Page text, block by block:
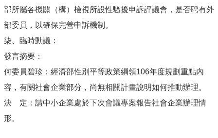
部所屬各機關（構）檢視所設性騷擾申訴評議會，是否聘有外
部委員，以確保完善申訴機制。
柒、臨時動議：
發言摘要：
何委員碧珍：經濟部性別平等政策綱領106年度規劃重點內
容，有關社會企業部分，尚無相關計畫說明如何推動辦理。
決 定：請中小企業處於下次會議專案報告社會企業辦理情
形。